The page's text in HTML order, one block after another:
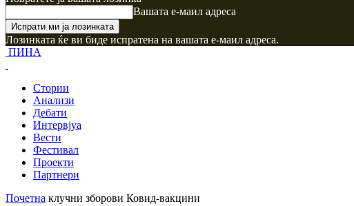
Вашата е-маил адреса
Лозинката ќе ви биде испратена на вашата е-маил адреса.
ПИНА
Стории
Анализи
Дебати
Интервјуа
Вести
Фестивал
Проекти
Партнери
Почетна клучни зборови Ковид-вакцини